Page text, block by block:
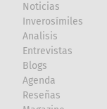
Noticias
Inverosímiles
Analisis
Entrevistas
Blogs
Agenda
Reseñas